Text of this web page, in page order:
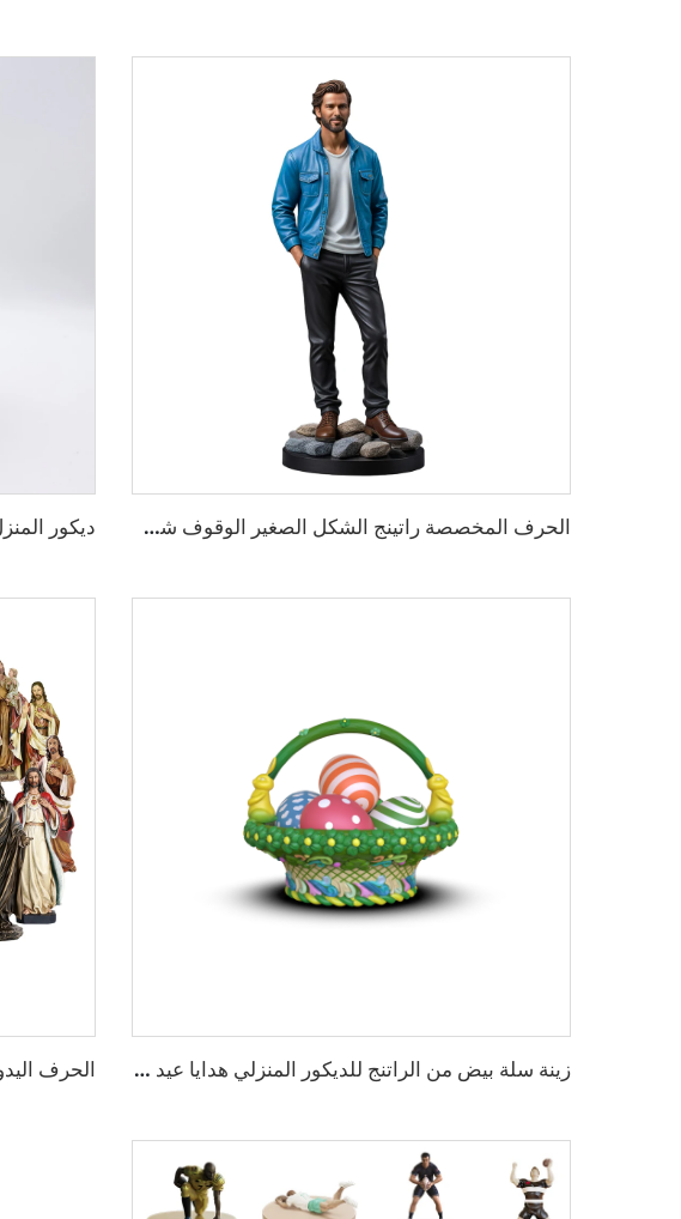
الحرف المخصصة راتينج الشكل الصغير الوقوف شخصية فعل الشكل التماثيل
زينة سلة بيض من الراتنج للديكور المنزلي هدايا عيد الفصح